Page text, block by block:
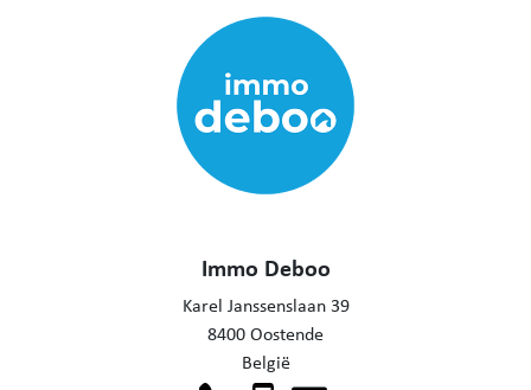
Immo Deboo
Karel Janssenslaan 39
8400 Oostende
België